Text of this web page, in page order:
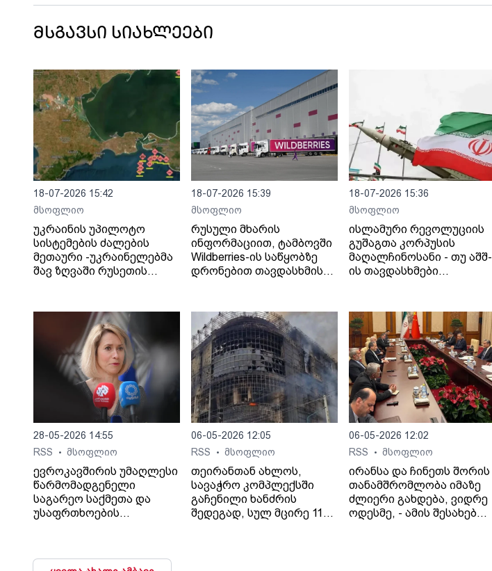
სუვერენიტეტის მიმართ
მსგავსი სიახლეები
18-07-2026 15:42
მსოფლიო
უკრაინის უპილოტო
სისტემების ძალების
მეთაური -უკრაინელებმა
შავ ზღვაში რუსეთის
18-07-2026 15:39
მსოფლიო
რუსული მხარის
ინფორმაციით, ტამბოვში
Wildberries-ის საწყობზე
დრონებით თავდასხმის
18-07-2026 15:36
მსოფლიო
ისლამური რევოლუციის
გუშაგთა კორპუსის
მაღალჩინოსანი - თუ აშშ-
ის თავდასხმები
შეტევითი ოპერაციების
ფაზაში გადავალთ.
28-05-2026 14:55
RSS
• მსოფლიო
ევროკავშირის უმაღლესი
წარმომადგენელი
საგარეო საქმეთა და
უსაფრთხოების
06-05-2026 12:05
RSS
• მსოფლიო
თეირანთან ახლოს,
სავაჭრო კომპლექსში
გაჩენილი ხანძრის
შედეგად, სულ მცირე 11
06-05-2026 12:02
RSS
• მსოფლიო
ირანსა და ჩინეთს შორის
თანამშრომლობა იმაზე
ძლიერი გახდება, ვიდრე
ოდესმე, - ამის შესახებ